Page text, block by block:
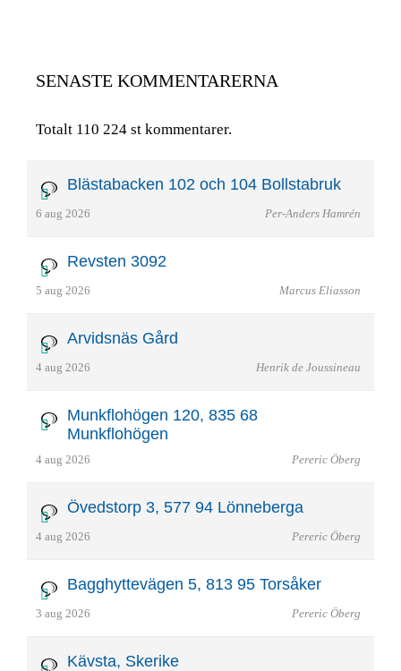
SENASTE KOMMENTARERNA
Totalt 110 224 st kommentarer.
Blästabacken 102 och 104 Bollstabruk
6 aug 2026 Per-Anders Hamrén
Revsten 3092
5 aug 2026 Marcus Eliasson
Arvidsnäs Gård
4 aug 2026 Henrik de Joussineau
Munkflohögen 120, 835 68
Munkflohögen
4 aug 2026 Pereric Öberg
Övedstorp 3, 577 94 Lönneberga
4 aug 2026 Pereric Öberg
Bagghyttevägen 5, 813 95 Torsåker
3 aug 2026 Pereric Öberg
Kävsta, Skerike